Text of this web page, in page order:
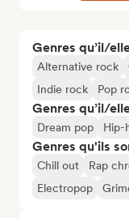
Genres qu’il/
Alternative rock
Indie rock
Pop
Genres qu’il/
Dream pop Hip-
Genres qu'ils
Chill out Rap
Electropop